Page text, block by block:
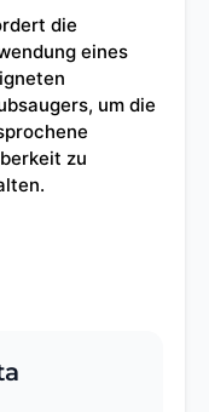
die
eines
um die
zu